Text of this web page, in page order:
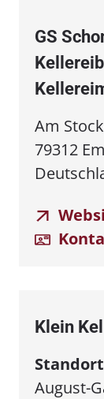
GS
Am
79312
Klein
August-